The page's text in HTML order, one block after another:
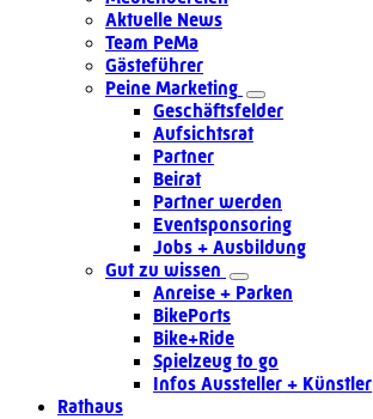
Aktuelle News
Team PeMa
Gästeführer
Peine Marketing
Geschäftsfelder
Aufsichtsrat
Partner
Beirat
Partner werden
Eventsponsoring
Jobs + Ausbildung
Gut zu wissen
Anreise + Parken
BikePorts
Bike+Ride
Spielzeug to go
Infos Aussteller + Künstler
Rathaus